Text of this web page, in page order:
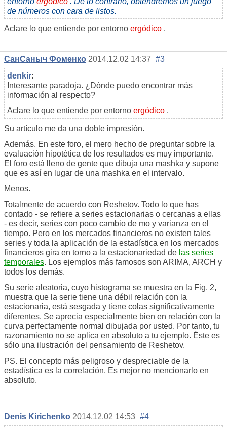
de números con cara de listos.
Aclare lo que entiende por entorno ergódico .
СанСаныч Фоменко 2014.12.02 14:37 #3
denkir:
Interesante paradoja. ¿Dónde puedo encontrar más
información al respecto?
Aclare lo que entiende por entorno ergódico .
Su artículo me da una doble impresión.
Además. En este foro, el mero hecho de preguntar sobre la
evaluación hipotética de los resultados es muy importante.
El foro está lleno de gente que dibuja una mashka y supone
que es así en lugar de una mashka en el intervalo.
Menos.
Totalmente de acuerdo con Reshetov. Todo lo que has
contado - se refiere a series estacionarias o cercanas a ellas
- es decir, series con poco cambio de mo y varianza en el
tiempo. Pero en los mercados financieros no existen tales
series y toda la aplicación de la estadística en los mercados
financieros gira en torno a la estacionariedad de las series
temporales. Los ejemplos más famosos son ARIMA, ARCH y
todos los demás.
Su serie aleatoria, cuyo histograma se muestra en la Fig. 2,
muestra que la serie tiene una débil relación con la
estacionaria, está sesgada y tiene colas significativamente
diferentes. Se aprecia especialmente bien en relación con la
curva perfectamente normal dibujada por usted. Por tanto, tu
razonamiento no se aplica en absoluto a tu ejemplo. Éste es
sólo una ilustración del pensamiento de Reshetov.
PS. El concepto más peligroso y despreciable de la
estadística es la correlación. Es mejor no mencionarlo en
absoluto.
Denis Kirichenko 2014.12.02 14:53 #4